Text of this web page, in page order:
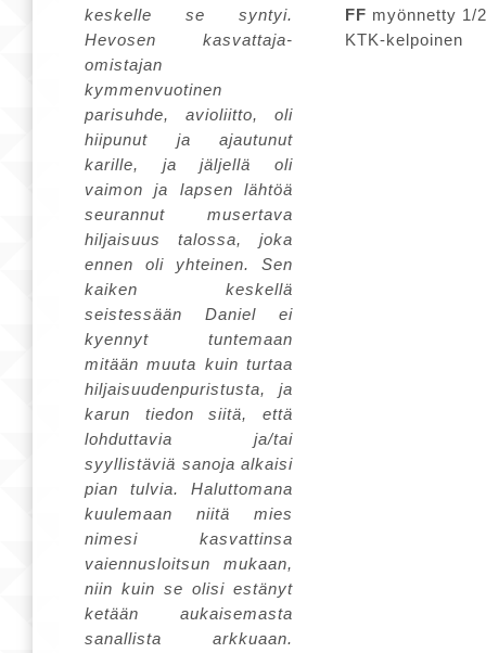
keskelle se syntyi.
Hevosen kasvattaja-
omistajan
kymmenvuotinen
parisuhde, avioliitto, oli
hiipunut ja ajautunut
karille, ja jäljellä oli
vaimon ja lapsen lähtöä
seurannut musertava
hiljaisuus talossa, joka
ennen oli yhteinen. Sen
kaiken keskellä
seistessään Daniel ei
kyennyt tuntemaan
mitään muuta kuin turtaa
hiljaisuudenpuristusta, ja
karun tiedon siitä, että
lohduttavia ja/tai
syyllistäviä sanoja alkaisi
pian tulvia. Haluttomana
kuulemaan niitä mies
nimesi kasvattinsa
vaiennusloitsun mukaan,
niin kuin se olisi estänyt
ketään aukaisemasta
sanallista arkkuaan.
FF myönnetty 1/
KTK-kelpoinen